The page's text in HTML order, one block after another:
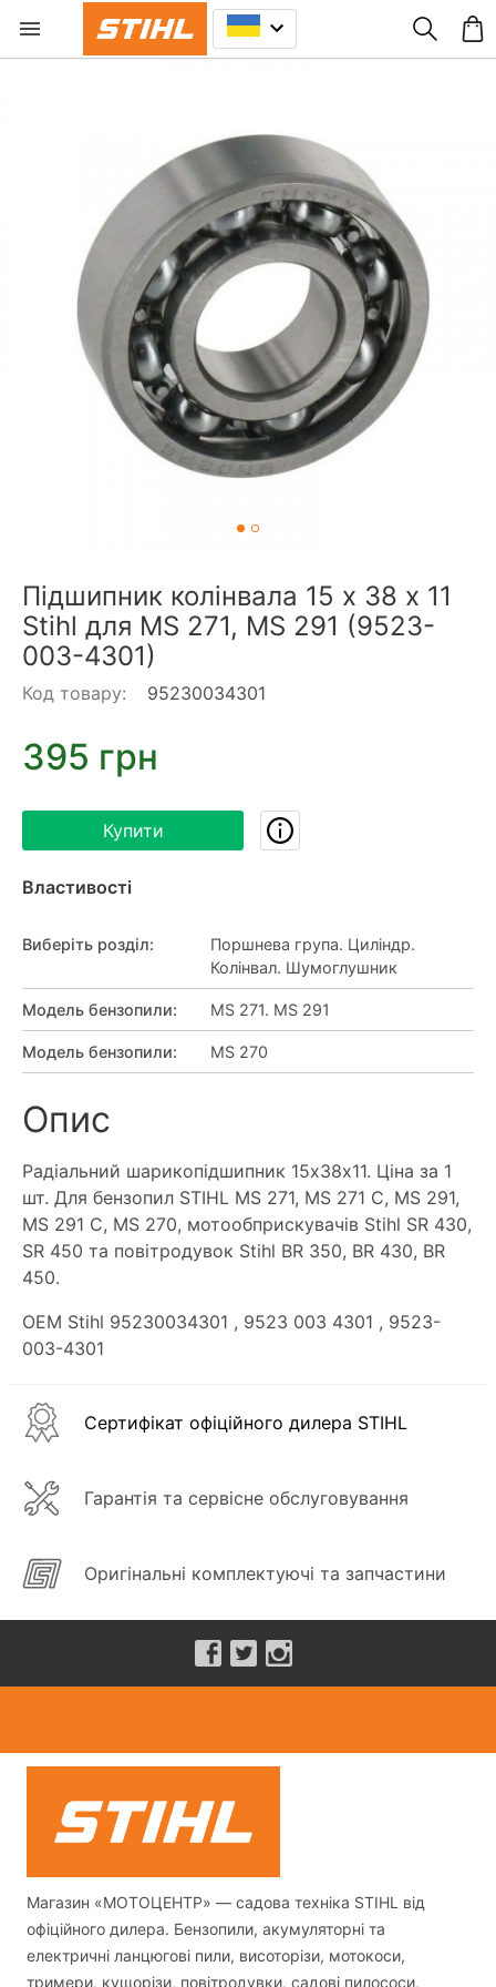
Підшипник колінвала 15 х 38 х 11
Stihl для MS 271, MS 291 (9523-
003-4301)
Код товару: 95230034301
395 грн
Купити
Властивості
Виберіть розділ:
Поршнева група. Циліндр.
Колінвал. Шумоглушник
Модель бензопили: MS 271. MS 291
Модель бензопили: MS 270
Опис
Радіальний шарикопідшипник 15х38х11. Ціна за 1
шт. Для бензопил STIHL MS 271, MS 271 C, MS 291,
MS 291 C, MS 270, мотообприскувачів Stihl SR 430,
SR 450 та повітродувок Stihl BR 350, BR 430, BR
450.
OEM Stihl 95230034301 , 9523 003 4301 , 9523-
003-4301
Сертифікат офіційного дилера STIHL
Гарантія та сервісне обслуговування
Оригінальні комплектуючі та запчастини
Магазин «МОТОЦЕНТР» — садова техніка STIHL від
офіційного дилера. Бензопили, акумуляторні та
електричні ланцюгові пили, висоторізи, мотокоси,
тримери, кущорізи, повітродувки, садові пилососи,